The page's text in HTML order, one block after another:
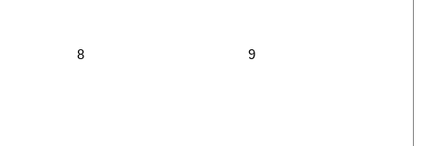
8 9